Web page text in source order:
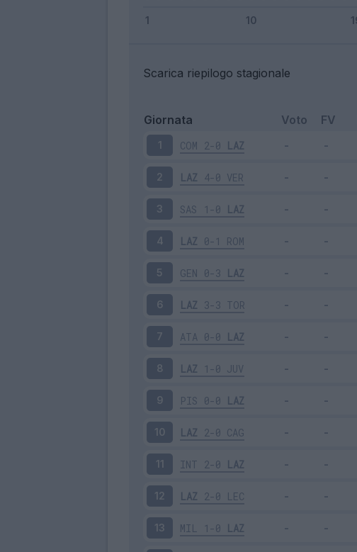
Scarica riepilogo stagionale
Giornata Voto FV
1 COM 2-0 LAZ
2 LAZ 4-0 VER
3 SAS 1-0 LAZ
4 LAZ 0-1 ROM
5 GEN 0-3 LAZ
6 LAZ 3-3 TOR
7 ATA 0-0 LAZ
8 LAZ 1-0 JUV
9 PIS 0-0 LAZ
10 LAZ 2-0 CAG
11 INT 2-0 LAZ
12 LAZ 2-0 LEC
13 MIL 1-0 LAZ